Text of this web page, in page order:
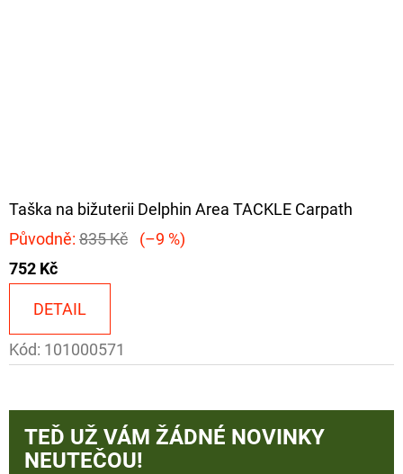
Taška na bižuterii Delphin Area TACKLE Carpath
Původně: 835 Kč
(–9 %)
752 Kč
DETAIL
Kód: 101000571
TEĎ UŽ VÁM ŽÁDNÉ NOVINKY
NEUTEČOU!